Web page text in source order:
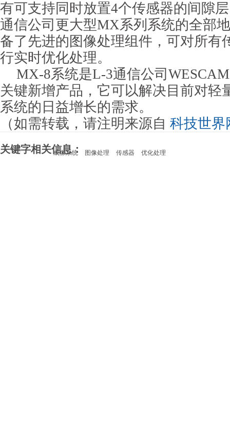
有可支持同时放置4个传感器的间隙
通信公司更大型MX系列系统的全部
备了先进的图像处理组件，可对所有
行实时优化处理。
MX-8系统是L-3通信公司
关键新增产品，它可以解决目前对轻
系统的日益增长的需求。
（如需转载，请注明来源自 科技世界
关键字相关信息：
成像系统 图像处理 传感器 优化处理